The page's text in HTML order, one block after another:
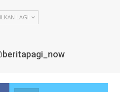
LAGI